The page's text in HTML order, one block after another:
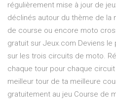
régulièrement mise à jour de
déclinés autour du thème de la
de course ou encore moto
gratuit sur Jeux.com Deviens
sur les trois circuits de moto.
chaque tour pour chaque
meilleur tour de ta meilleure
gratuitement au jeu Course de